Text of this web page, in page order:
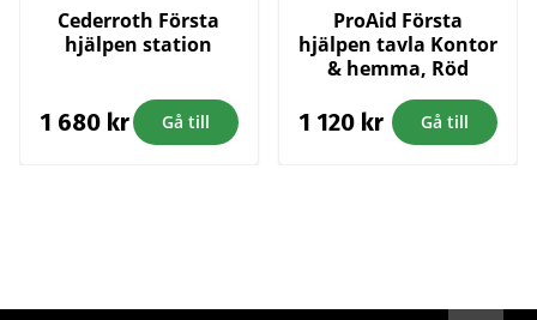
Cederroth Första
hjälpen station
1 680 kr Gå till
ProAid Första
hjälpen tavla Kontor
& hemma, Röd
1 120 kr Gå till